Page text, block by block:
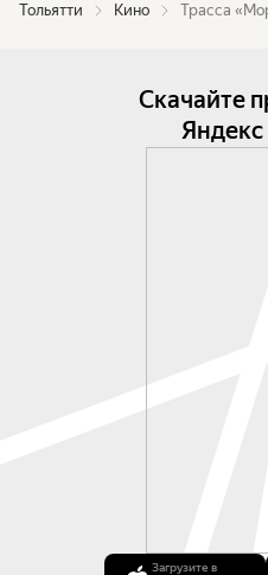
Тольятти Кино Трасса
Скачайте
Загрузите в